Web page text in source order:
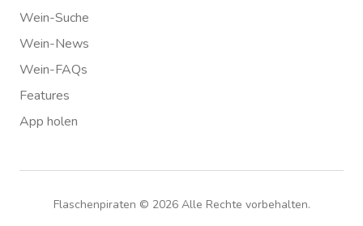
Wein-Suche
Wein-News
Wein-FAQs
Features
App holen
Flaschenpiraten © 2026Alle Rechte vorbehalten.